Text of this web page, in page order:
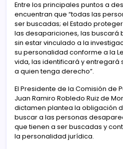
Entre los principales puntos a
encuentran que “todas las
ser buscadas; el Estado
las desapariciones, las buscará
sin estar vinculado a la
su personalidad conforme a la
vida, las identificará y entregará
a quien tenga derecho”.
El Presidente de la Comisión de
Juan Ramiro Robledo Ruiz de
dictamen plantea la obligación
buscar a las personas
que tienen a ser buscadas y
la personalidad jurídica.